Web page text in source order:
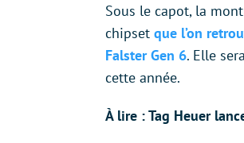
Sous le capot, la
chipset que l’on
Falster Gen 6. Elle
cette année.
À lire : Tag Heuer